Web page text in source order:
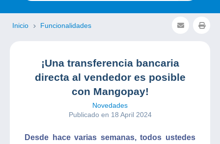
Inicio Funcionalidades
¡Una transferencia bancaria
directa al vendedor es posible
con Mangopay!
Novedades
Publicado en 18 April 2024
Desde hace varias semanas, todos ustedes